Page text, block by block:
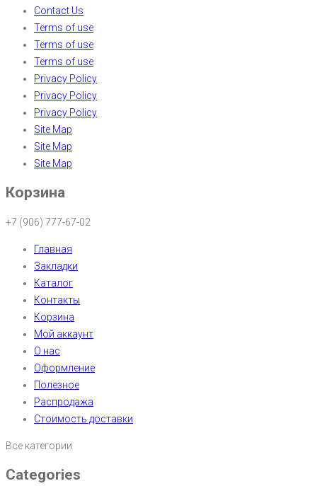
Contact Us
Terms of use
Terms of use
Terms of use
Privacy Policy
Privacy Policy
Privacy Policy
Site Map
Site Map
Site Map
Корзина
+7 (906) 777-67-02
Главная
Закладки
Каталог
Контакты
Корзина
Мой аккаунт
О нас
Оформление
Полезное
Распродажа
Стоимость доставки
Все категории
Categories